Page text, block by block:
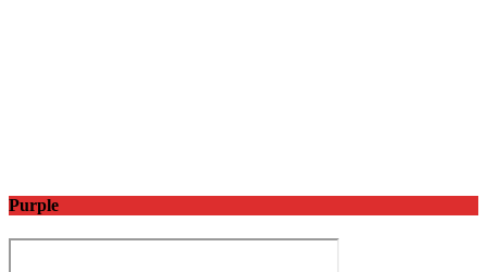
Purple